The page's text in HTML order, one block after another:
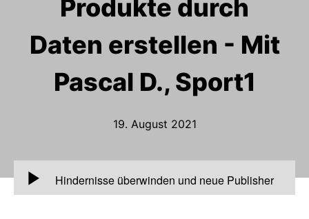
Produkte durch
Daten erstellen - Mit
Pascal D., Sport1
19. August 2021
00:00
Hindernisse überwinden und neue Publisher
Produkte durch Daten erstellen - Mit Pascal D.,